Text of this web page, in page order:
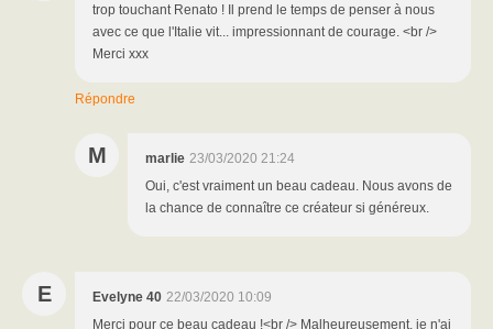
trop touchant Renato ! Il prend le temps de penser à nous
avec ce que l'Italie vit... impressionnant de courage. <br />
Merci xxx
Répondre
M marlie 23/03/2020 21:24
Oui, c'est vraiment un beau cadeau. Nous avons de
la chance de connaître ce créateur si généreux.
E Evelyne 40 22/03/2020 10:09
Merci pour ce beau cadeau !<br /> Malheureusement, je n'ai